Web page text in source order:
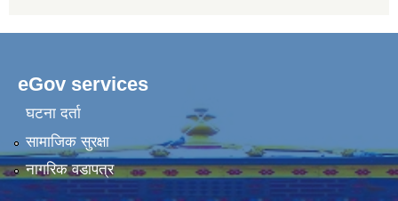
eGov services
घटना दर्ता
सामाजिक सुरक्षा
नागरिक वडापत्र